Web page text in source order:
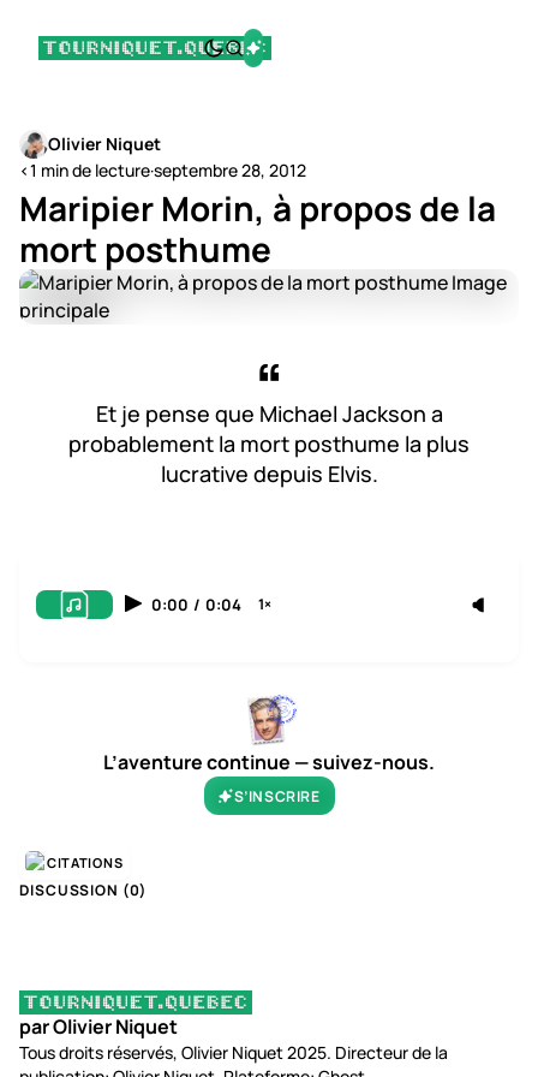
Olivier Niquet
<1 min de lecture·septembre 28, 2012
Maripier Morin, à propos de la
mort posthume
Et je pense que Michael Jackson a
probablement la mort posthume la plus
lucrative depuis Elvis.
0:00 / 0:04 1×
L’aventure continue — suivez-nous.
S’INSCRIRE
CITATIONS
DISCUSSION (0)
par Olivier Niquet
Tous droits réservés, Olivier Niquet 2025. Directeur de la